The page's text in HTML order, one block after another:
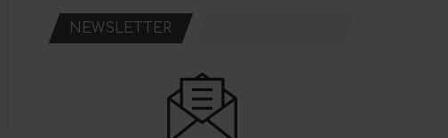
NEWSLETTER